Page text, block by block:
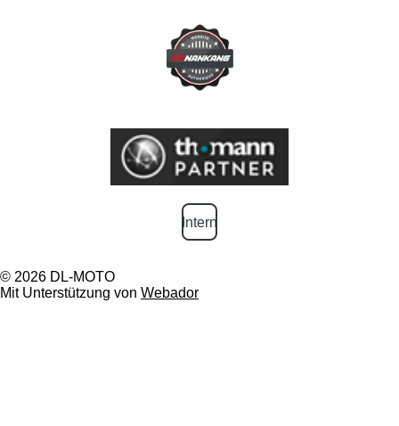
Intern
© 2026 DL-MOTO
Mit Unterstützung von Webador